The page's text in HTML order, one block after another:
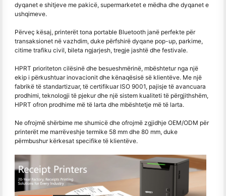
dyqanet e shitjeve me pakicë, supermarketet e mëdha dhe dyqanet e
ushqimeve.
Përveç kësaj, printerët tona portable Bluetooth janë perfekte për
transaksionet në vazhdim, duke përfshirë dyqane pop-up, parkime,
citime trafiku civil, bileta ngjarjesh, tregje jashtë dhe festivale.
HPRT prioriteton cilësinë dhe besueshmërinë, mbështetur nga një
ekip i përkushtuar inovacionit dhe kënaqësisë së klientëve. Me një
fabrikë të standartizuar, të certifikuar ISO 9001, pajisje të avancuara
prodhimi, teknologji të pjekur dhe një sistem kualiteti të përgjithshëm,
HPRT ofron prodhime më të larta dhe mbështetje më të larta.
Ne ofrojmë shërbime me shumicë dhe ofrojmë zgjidhje OEM/ODM për
printerët me marrëveshje termike 58 mm dhe 80 mm, duke
përmbushur kërkesat specifike të klientëve.